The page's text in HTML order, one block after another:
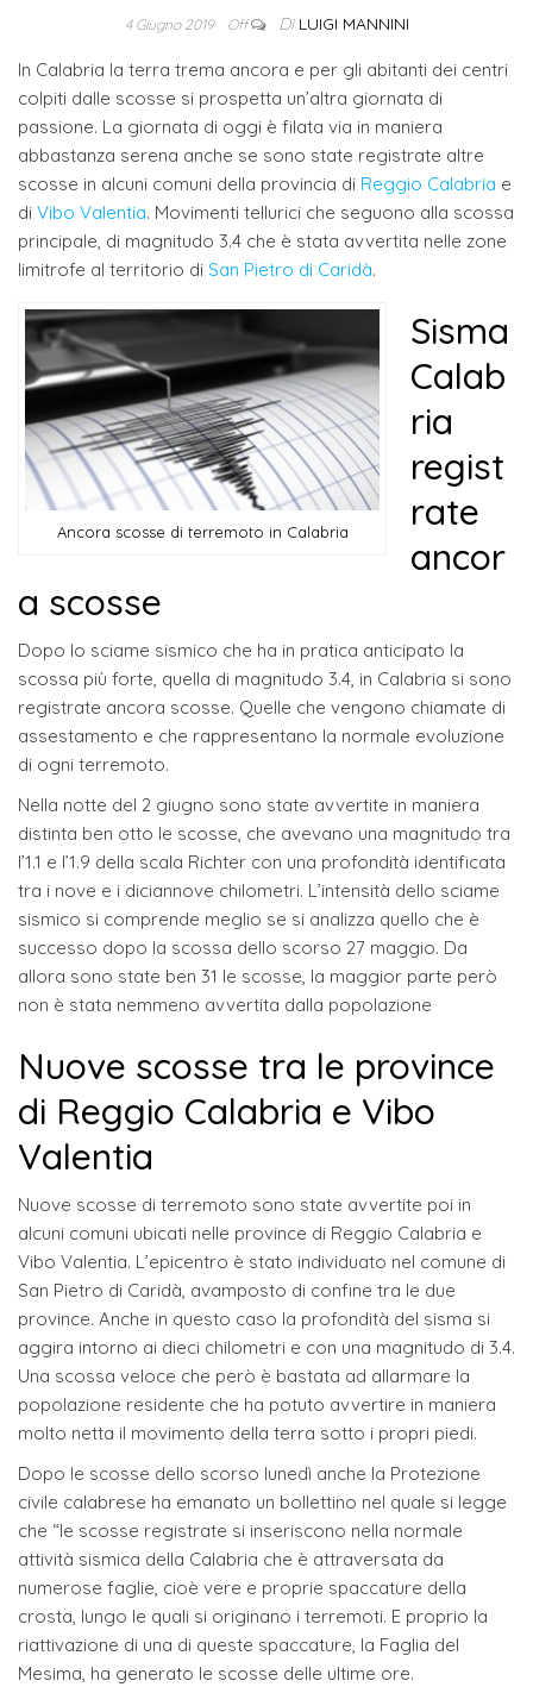
4 Giugno 2019 Off Di LUIGI MANNINI
In Calabria la terra trema ancora e per gli abitanti dei centri
colpiti dalle scosse si prospetta un’altra giornata di
passione. La giornata di oggi è filata via in maniera
abbastanza serena anche se sono state registrate altre
scosse in alcuni comuni della provincia di Reggio Calabria e
di Vibo Valentia. Movimenti tellurici che seguono alla scossa
principale, di magnitudo 3.4 che è stata avvertita nelle zone
limitrofe al territorio di San Pietro di Caridà.
Ancora scosse di terremoto in Calabria
Sisma
Calab
ria
regist
rate
ancor
a scosse
Dopo lo sciame sismico che ha in pratica anticipato la
scossa più forte, quella di magnitudo 3.4, in Calabria si sono
registrate ancora scosse. Quelle che vengono chiamate di
assestamento e che rappresentano la normale evoluzione
di ogni terremoto.
Nella notte del 2 giugno sono state avvertite in maniera
distinta ben otto le scosse, che avevano una magnitudo tra
l’1.1 e l’1.9 della scala Richter con una profondità identificata
tra i nove e i diciannove chilometri. L’intensità dello sciame
sismico si comprende meglio se si analizza quello che è
successo dopo la scossa dello scorso 27 maggio. Da
allora sono state ben 31 le scosse, la maggior parte però
non è stata nemmeno avvertita dalla popolazione
Nuove scosse tra le province
di Reggio Calabria e Vibo
Valentia
Nuove scosse di terremoto sono state avvertite poi in
alcuni comuni ubicati nelle province di Reggio Calabria e
Vibo Valentia. L’epicentro è stato individuato nel comune di
San Pietro di Caridà, avamposto di confine tra le due
province. Anche in questo caso la profondità del sisma si
aggira intorno ai dieci chilometri e con una magnitudo di 3.4.
Una scossa veloce che però è bastata ad allarmare la
popolazione residente che ha potuto avvertire in maniera
molto netta il movimento della terra sotto i propri piedi.
Dopo le scosse dello scorso lunedì anche la Protezione
civile calabrese ha emanato un bollettino nel quale si legge
che “le scosse registrate si inseriscono nella normale
attività sismica della Calabria che è attraversata da
numerose faglie, cioè vere e proprie spaccature della
crosta, lungo le quali si originano i terremoti. E proprio la
riattivazione di una di queste spaccature, la Faglia del
Mesima, ha generato le scosse delle ultime ore.